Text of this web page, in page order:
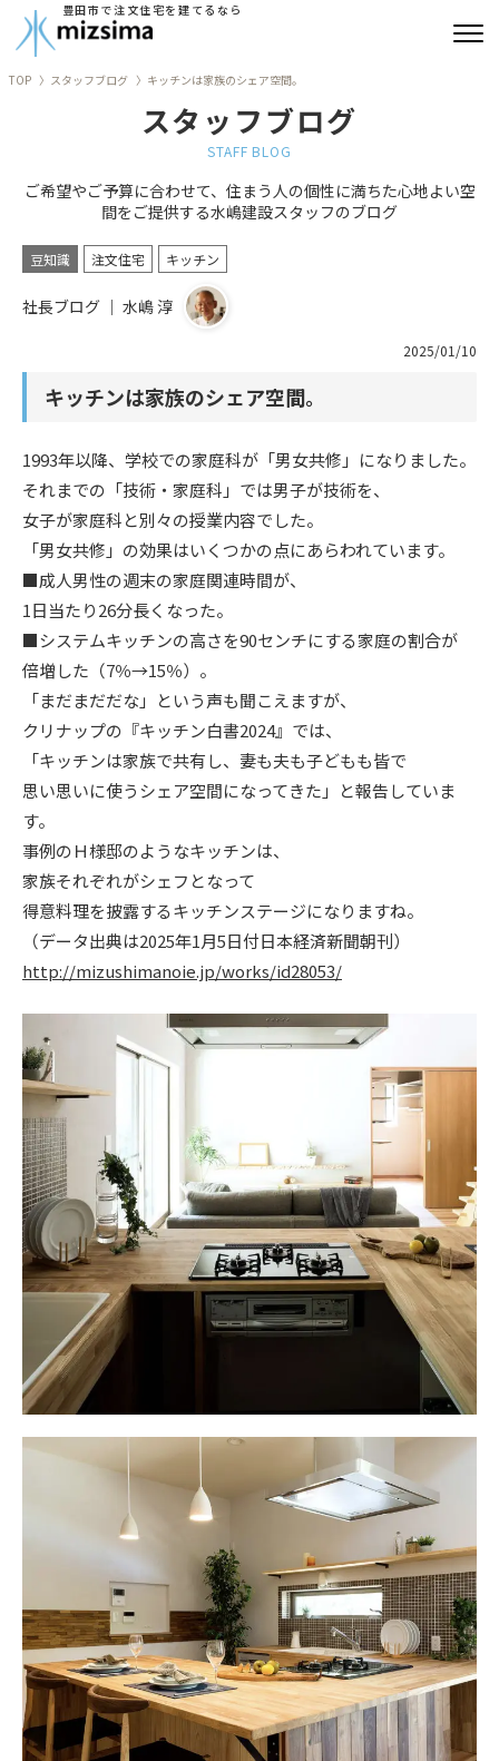
豊田市で注文住宅を建てるなら
リフォーム
古民家再生
建築実績
ニュース
イベント情報
資料請求・お問い合わせ
TOP スタッフブログ キッチンは家族のシェア空間。
スタッフブログ
STAFF BLOG
ご希望やご予算に合わせて、住まう人の個性に満ちた心地よい空
間をご提供する水嶋建設スタッフのブログ
豆知識 注文住宅 キッチン
社長ブログ ｜ 水嶋 淳
2025/01/10
キッチンは家族のシェア空間。
1993年以降、学校での家庭科が「男女共修」になりました。
それまでの「技術・家庭科」では男子が技術を、
女子が家庭科と別々の授業内容でした。
「男女共修」の効果はいくつかの点にあらわれています。
■成人男性の週末の家庭関連時間が、
1日当たり26分長くなった。
■システムキッチンの高さを90センチにする家庭の割合が
倍増した（7％→15％）。
「まだまだだな」という声も聞こえますが、
クリナップの『キッチン白書2024』では、
「キッチンは家族で共有し、妻も夫も子どもも皆で
思い思いに使うシェア空間になってきた」と報告していま
す。
事例のＨ様邸のようなキッチンは、
家族それぞれがシェフとなって
得意料理を披露するキッチンステージになりますね。
（データ出典は2025年1月5日付日本経済新聞朝刊）
http://mizushimanoie.jp/works/id28053/